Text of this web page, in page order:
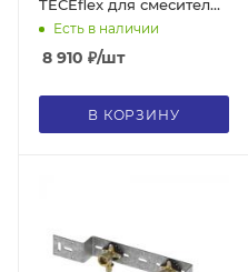
TECEflex для смесителя,
16 х 1/2", латунь
Есть в наличии
8 910 ₽/шт
В КОРЗИНУ